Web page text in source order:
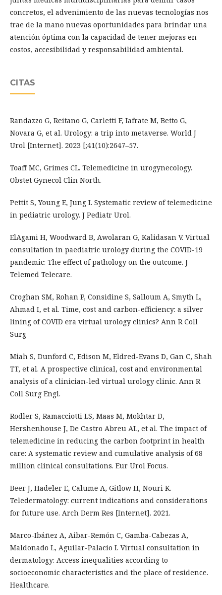
concretos, el advenimiento de las nuevas tecnologías nos
trae de la mano nuevas oportunidades para brindar una
atención óptima con la capacidad de tener mejoras en
costos, accesibilidad y responsabilidad ambiental.
CITAS
Randazzo G, Reitano G, Carletti F, Iafrate M, Betto G,
Novara G, et al. Urology: a trip into metaverse. World J
Urol [Internet]. 2023 [;41(10):2647–57.
Toaff MC, Grimes CL. Telemedicine in urogynecology.
Obstet Gynecol Clin North.
Pettit S, Young E, Jung I. Systematic review of telemedicine
in pediatric urology. J Pediatr Urol.
ElAgami H, Woodward B, Awolaran G, Kalidasan V. Virtual
consultation in paediatric urology during the COVID-19
pandemic: The effect of pathology on the outcome. J
Telemed Telecare.
Croghan SM, Rohan P, Considine S, Salloum A, Smyth L,
Ahmad I, et al. Time, cost and carbon-efficiency: a silver
lining of COVID era virtual urology clinics? Ann R Coll
Surg
Miah S, Dunford C, Edison M, Eldred-Evans D, Gan C, Shah
TT, et al. A prospective clinical, cost and environmental
analysis of a clinician-led virtual urology clinic. Ann R
Coll Surg Engl.
Rodler S, Ramacciotti LS, Maas M, Mokhtar D,
Hershenhouse J, De Castro Abreu AL, et al. The impact of
telemedicine in reducing the carbon footprint in health
care: A systematic review and cumulative analysis of 68
million clinical consultations. Eur Urol Focus.
Beer J, Hadeler E, Calume A, Gitlow H, Nouri K.
Teledermatology: current indications and considerations
for future use. Arch Derm Res [Internet]. 2021.
Marco-Ibáñez A, Aibar-Remón C, Gamba-Cabezas A,
Maldonado L, Aguilar-Palacio I. Virtual consultation in
dermatology: Access inequalities according to
socioeconomic characteristics and the place of residence.
Healthcare.